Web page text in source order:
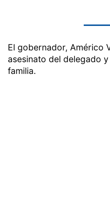
El gobernador, Américo
asesinato del delegado
familia.